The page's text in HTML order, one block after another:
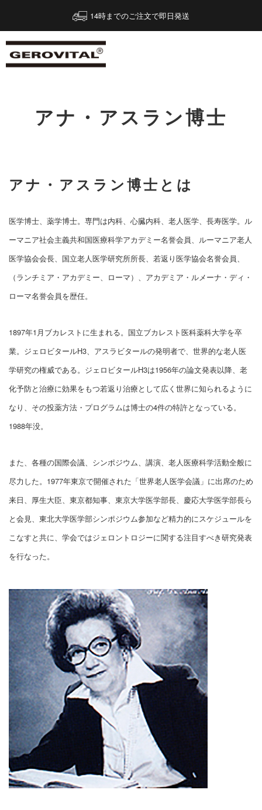
14時までのご注文で即日発送
アナ・アスラン博士
アナ・アスラン博士とは
医学博士、薬学博士。専門は内科、心臓内科、老人医学、長寿医学。ル
ーマニア社会主義共和国医療科学アカデミー名誉会員、ルーマニア老人
医学協会会長、国立老人医学研究所所長、若返り医学協会名誉会員、
（ランチミア・アカデミー、ローマ）、アカデミア・ルメーナ・ディ・
ローマ名誉会員を歴任。
1897年1月ブカレストに生まれる。国立ブカレスト医科薬科大学を卒
業。ジェロビタールH3、アスラビタールの発明者で、世界的な老人医
学研究の権威である。ジェロビタールH3は1956年の論文発表以降、老
化予防と治療に効果をもつ若返り治療として広く世界に知られるように
なり、その投薬方法・プログラムは博士の4件の特許となっている。
1988年没。
また、各種の国際会議、シンポジウム、講演、老人医療科学活動全般に
尽力した。1977年東京で開催された「世界老人医学会議」に出席のため
来日、厚生大臣、東京都知事、東京大学医学部長、慶応大学医学部長ら
と会見、東北大学医学部シンポジウム参加など精力的にスケジュールを
こなすと共に、学会ではジェロントロジーに関する注目すべき研究発表
を行なった。